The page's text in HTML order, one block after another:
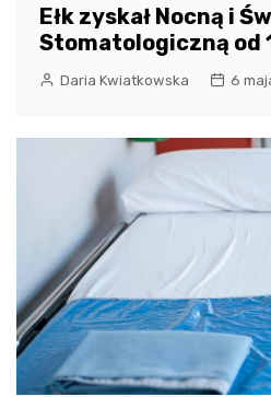
Ełk zyskał Nocną i
Stomatologiczną od
Daria Kwiatkowska 6